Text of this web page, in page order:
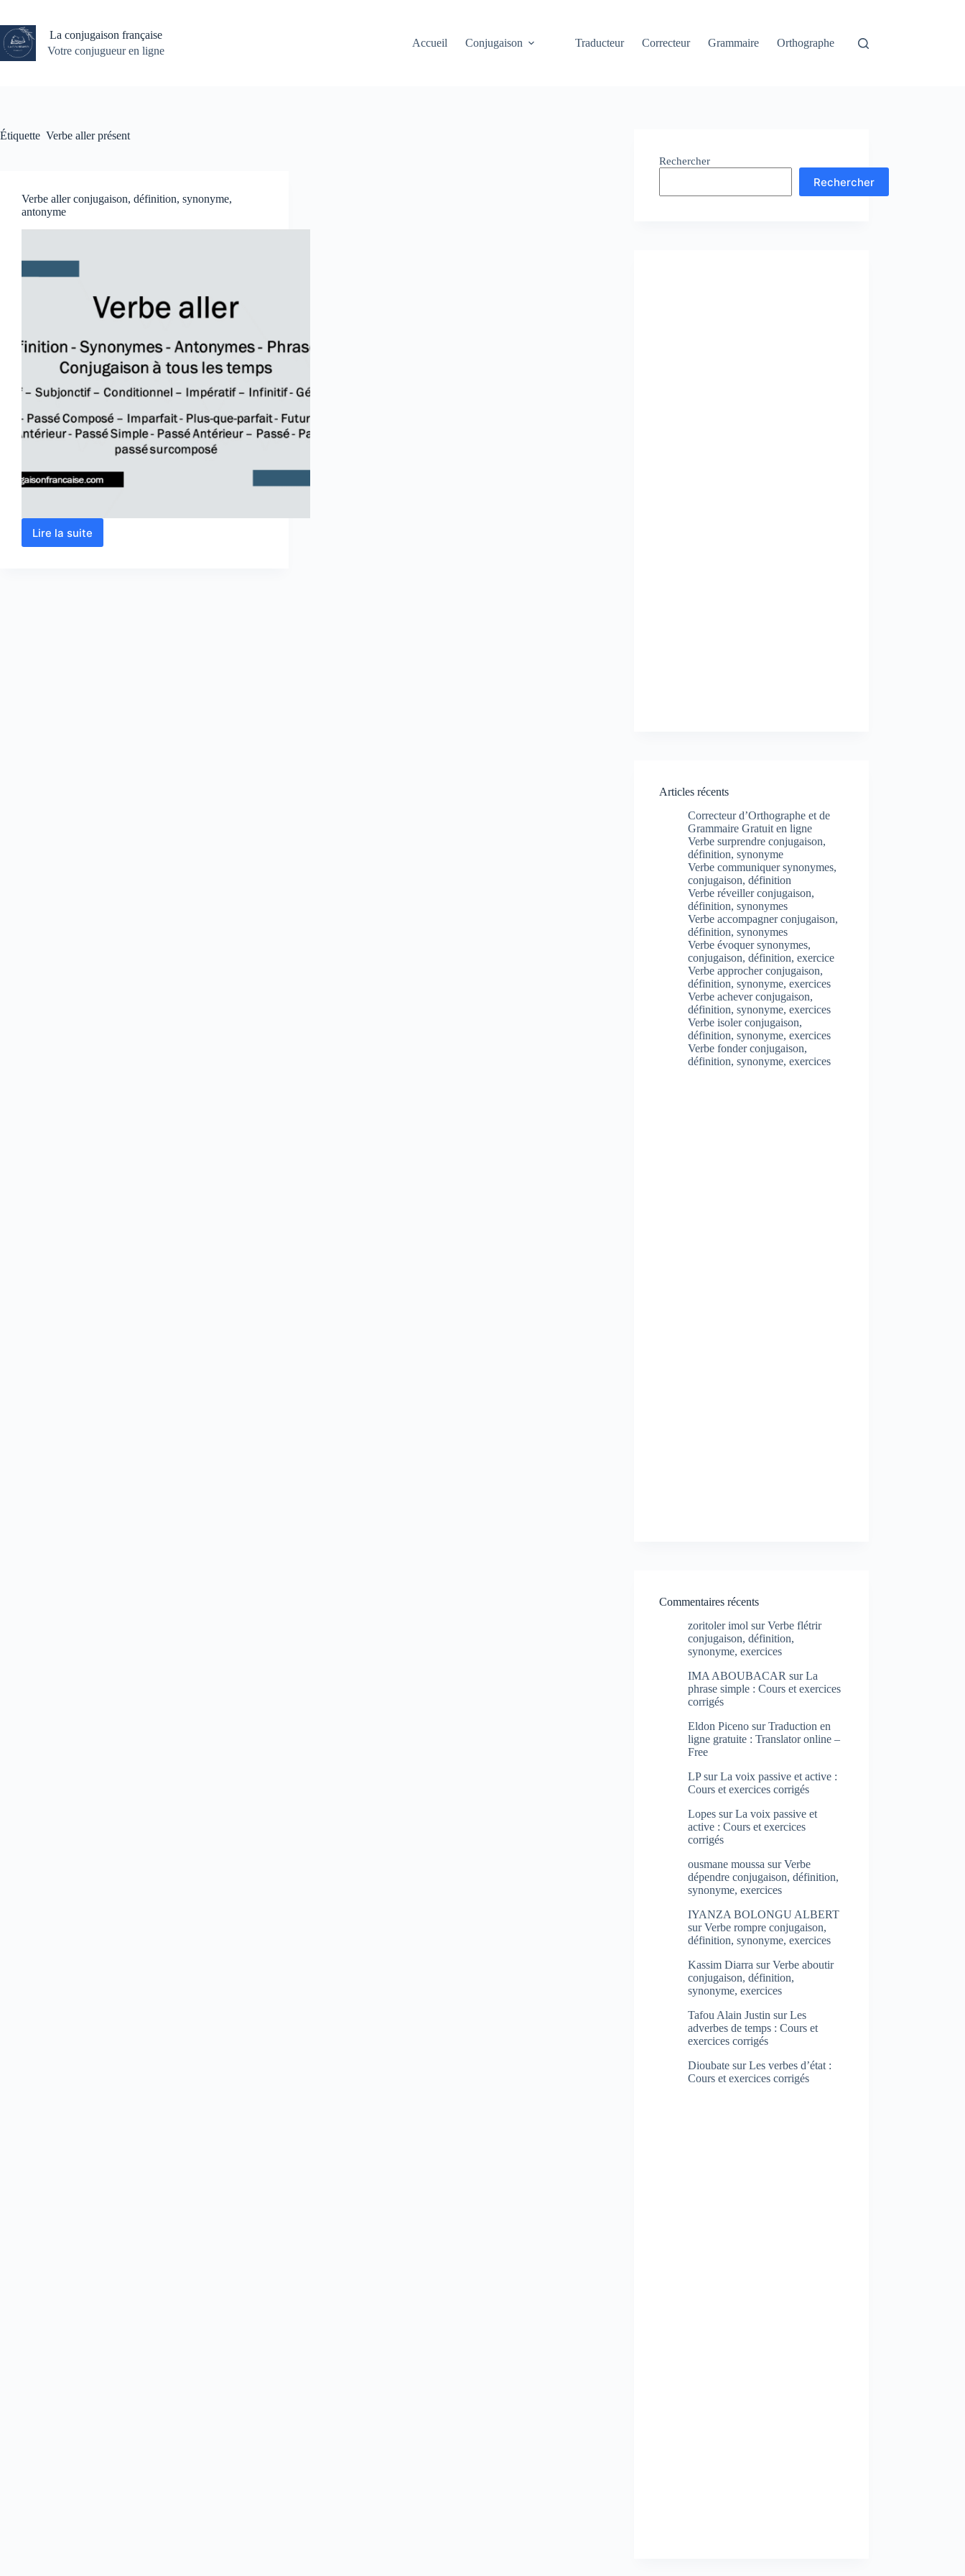
contenu
La conjugaison française
Votre conjugueur en ligne
Accueil Conjugaison Traducteur Correcteur Grammaire Orthographe
Étiquette Verbe aller présent
Verbe aller conjugaison, définition, synonyme,
antonyme
Lire la suite
Verbe
Rechercher
Rechercher
Articles récents
Correcteur d’Orthographe et de
Grammaire Gratuit en ligne
Verbe surprendre conjugaison,
définition, synonyme
Verbe communiquer synonymes,
conjugaison, définition
Verbe réveiller conjugaison,
définition, synonymes
Verbe accompagner conjugaison,
définition, synonymes
Verbe évoquer synonymes,
conjugaison, définition, exercice
Verbe approcher conjugaison,
définition, synonyme, exercices
Verbe achever conjugaison,
définition, synonyme, exercices
Verbe isoler conjugaison,
définition, synonyme, exercices
Verbe fonder conjugaison,
définition, synonyme, exercices
Commentaires récents
zoritoler imol surVerbe flétrir
conjugaison, définition,
synonyme, exercices
IMA ABOUBACAR surLa
phrase simple : Cours et exercices
corrigés
Eldon Piceno surTraduction en
ligne gratuite : Translator online –
Free
LPsurLa voix passive et active :
Cours et exercices corrigés
Lopes surLa voix passive et
active : Cours et exercices
corrigés
ousmane moussa surVerbe
dépendre conjugaison, définition,
synonyme, exercices
IYANZA BOLONGU ALBERT
surVerbe rompre conjugaison,
définition, synonyme, exercices
Kassim Diarra surVerbe aboutir
conjugaison, définition,
synonyme, exercices
Tafou Alain Justin surLes
adverbes de temps : Cours et
exercices corrigés
Dioubate surLes verbes d’état :
Cours et exercices corrigés